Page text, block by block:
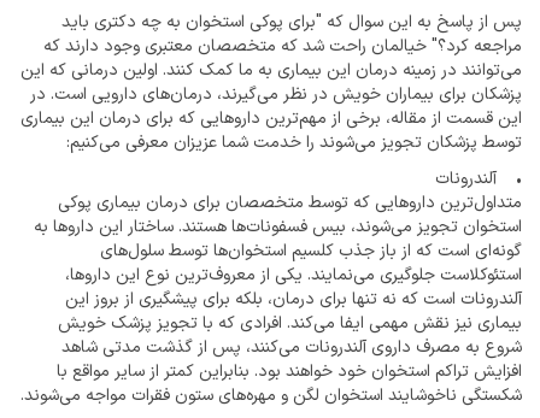
پس از پاسخ به این سوال که "برای پوکی استخوان به چه دکتری باید
مراجعه کرد؟" خیالمان راحت شد که متخصصان معتبری وجود دارند که
می‌توانند در زمینه درمان این بیماری به ما کمک کنند. اولین درمانی که این
پزشکان برای بیماران خویش در نظر می‌گیرند، درمان‌های دارویی است. در
این قسمت از مقاله، برخی از مهم‌ترین داروهایی که برای درمان این بیماری
توسط پزشکان تجویز می‌شوند را خدمت شما عزیزان معرفی می‌کنیم:
• آلندرونات
متداول‌ترین داروهایی که توسط متخصصان برای درمان بیماری پوکی
استخوان تجویز می‌شوند، بیس فسفونات‌ها هستند. ساختار این داروها به
گونه‌ای است که از باز جذب کلسیم استخوان‌ها توسط سلول‌های
استئوکلاست جلوگیری می‌نمایند. یکی از معروف‌ترین نوع این داروها،
آلندرونات است که نه تنها برای درمان، بلکه برای پیشگیری از بروز این
بیماری نیز نقش مهمی ایفا می‌کند. افرادی که با تجویز پزشک خویش
شروع به مصرف داروی آلندرونات می‌کنند، پس از گذشت مدتی شاهد
افزایش تراکم استخوان خود خواهند بود. بنابراین کمتر از سایر مواقع با
شکستگی ناخوشایند استخوان لگن و مهره‌های ستون فقرات مواجه می‌شوند.